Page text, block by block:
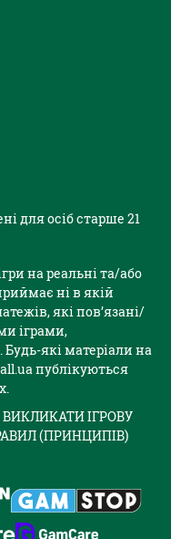
для осіб старше 21
на реальні та/або
ні в якій
які пов’язані/
іграми,
які матеріали на
публікуються
ІГРОВУ
(ПРИНЦИПІВ)